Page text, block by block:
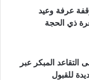
عرفة وعيد
التقاعد المبكر عبر
للقبول